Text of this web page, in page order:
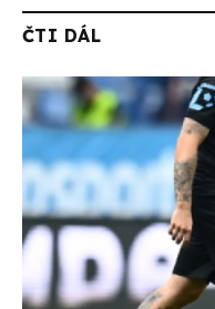
ČTI DÁL